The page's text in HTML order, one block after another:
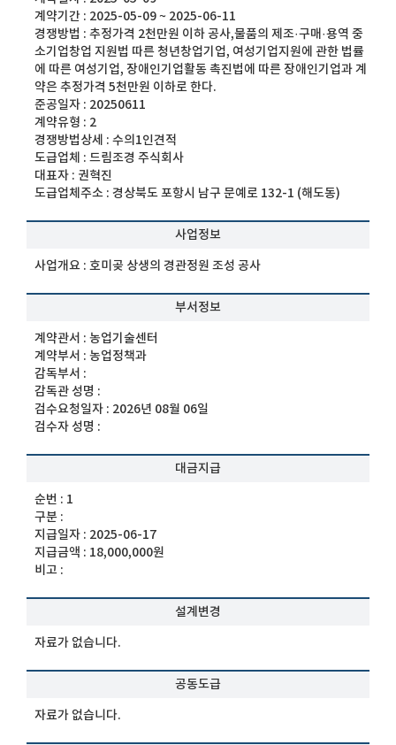
계약기간 : 2025-05-09 ~ 2025-06-11
경쟁방법 :추정가격 2천만원 이하 공사,물품의 제조·구매·용역 중
소기업창업 지원법 따른 청년창업기업, 여성기업지원에 관한 법률
에 따른 여성기업, 장애인기업활동 촉진법에 따른 장애인기업과 계
약은 추정가격 5천만원 이하로 한다.
준공일자 : 20250611
계약유형 : 2
경쟁방법상세 :수의1인견적
도급업체 :드림조경 주식회사
대표자 : 권혁진
도급업체주소 :경상북도 포항시 남구 문예로 132-1 (해도동)
사업정보
사업개요 :호미곶 상생의 경관정원 조성 공사
부서정보
계약관서 :농업기술센터
계약부서 :농업정책과
감독부서 :
감독관 성명 :
검수요청일자 : 2026년 08월 06일
검수자 성명 :
대금지급
순번 : 1
구분 :
지급일자 : 2025-06-17
지급금액 : 18,000,000원
비고 :
설계변경
자료가 없습니다.
공동도급
자료가 없습니다.